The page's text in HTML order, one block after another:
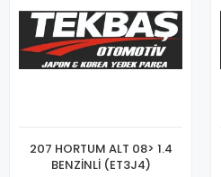
207 HORTUM ALT 08> 1.4
BENZİNLİ (ET3J4)